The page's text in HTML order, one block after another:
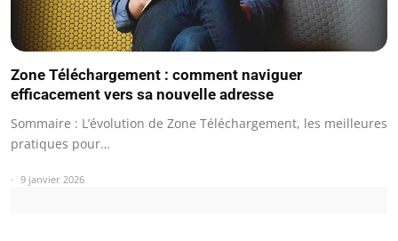
Zone Téléchargement : comment naviguer
efficacement vers sa nouvelle adresse
Sommaire : L’évolution de Zone Téléchargement, les meilleures
pratiques pour…
9 janvier 2026